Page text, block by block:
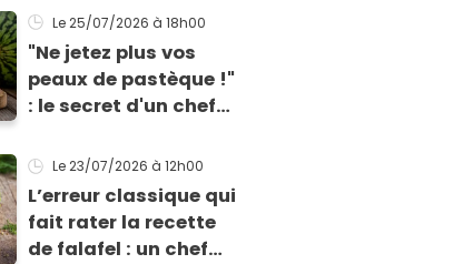
congélateur ? Cette
astuce va sauver vos
apéros d’été !
Le 25/07/2026 à 18h00
"Ne jetez plus vos
peaux de pastèque !"
: le secret d'un chef
gaspi prêt en 10
minutes
Le 23/07/2026 à 12h00
L’erreur classique qui
fait rater la recette
de falafel : un chef